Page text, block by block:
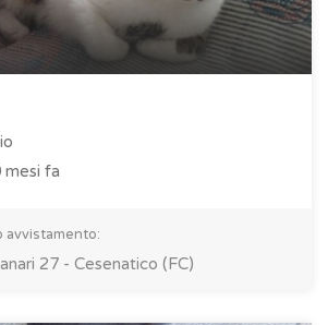
mesi fa
avvistamento:
27 - Cesenatico (FC)